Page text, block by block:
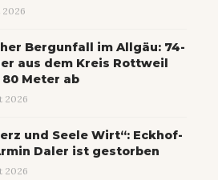
2026
Bergunfall im Allgäu: 74-
aus dem Kreis Rottweil
Meter ab
2026
und Seele Wirt“: Eckhof-
Daler ist gestorben
2026